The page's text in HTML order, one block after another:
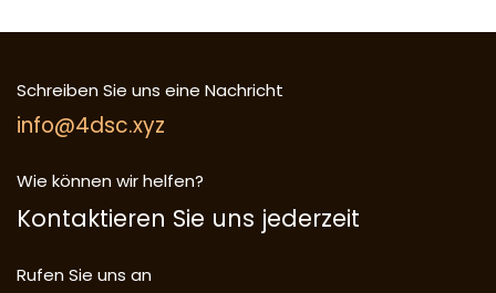
Schreiben Sie uns eine Nachricht
info@4dsc.xyz
Wie können wir helfen?
Kontaktieren Sie uns jederzeit
Rufen Sie uns an